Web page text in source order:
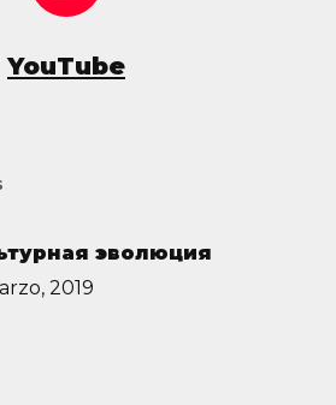
YouTube
эволюция
2019